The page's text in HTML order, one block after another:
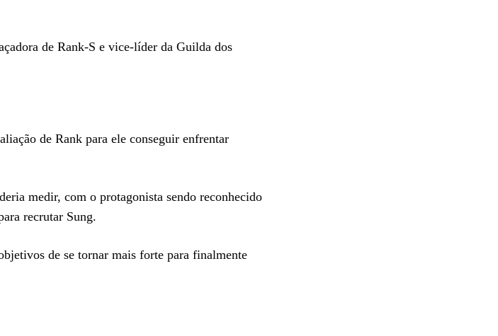
de Rank-S e vice-líder da Guilda dos
de Rank para ele conseguir enfrentar
medir, com o protagonista sendo reconhecido
recrutar Sung.
de se tornar mais forte para finalmente